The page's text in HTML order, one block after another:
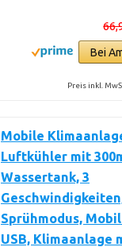
Bei
Preis inkl.
Mobile
Luftkühler mit
Wassertank, 3
Sprühmodus,
USB, Klimaanlage